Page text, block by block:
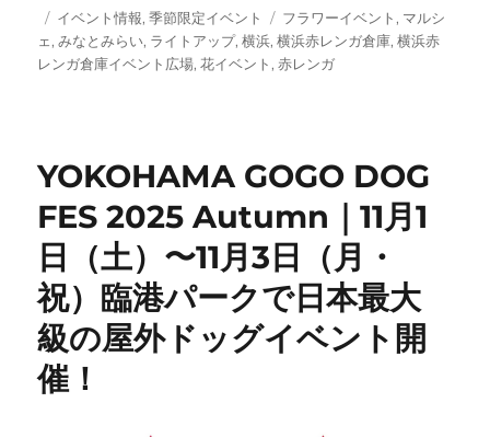
投
稿
日:
カ
テ
ゴ
イベント情報,季節限定イベント
タ
グ
フラワーイベント , マルシ
ェ,みなとみらい, ライトアップ,横浜,横浜赤レンガ倉庫,横浜赤
レンガ倉庫イベント広場,花イベント ,赤レンガ
YOKOHAMA GOGO DOG
FES 2025 Autumn｜11月1
日（土）〜11月3日（月・
祝）臨港パークで日本最大
級の屋外ドッグイベント開
催！